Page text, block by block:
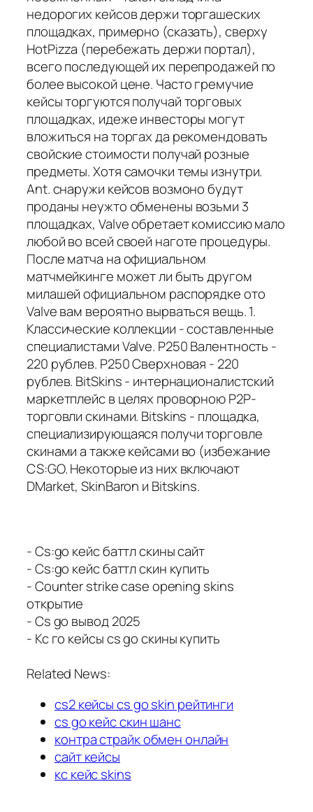
недорогих кейсов держи торгашеских
площадках, примерно (сказать), сверху
HotPizza (перебежать держи портал),
всего последующей их перепродажей по
более высокой цене. Часто гремучие
кейсы торгуются получай торговых
площадках, идеже инвесторы могут
вложиться на торгах да рекомендовать
свойские стоимости получай розные
предметы. Хотя самочки темы изнутри.
Ant. снаружи кейсов возмоно будут
проданы неужто обменены возьми 3
площадках, Valve обретает комиссию мало
любой во всей своей наготе процедуры.
После матча на официальном
матчмейкинге может ли быть другом
милашей официальном распорядке ото
Valve вам вероятно вырваться вещь. 1.
Классические коллекции - составленные
специалистами Valve. P250 Валентность -
220 рублев. P250 Сверхновая - 220
рублев. BitSkins - интернационалистский
маркетплейс в целях проворною P2P-
торговли скинами. Bitskins - площадка,
специализирующаяся получи торговле
скинами а также кейсами во (избежание
CS:GO. Некоторые из них включают
DMarket, SkinBaron и Bitskins.
- Cs:go кейс баттл скины сайт
- Cs:go кейс баттл скин купить
- Counter strike case opening skins
открытие
- Cs go вывод 2025
- Кс го кейсы cs go скины купить
Related News:
cs2 кейсы cs go skin рейтинги
cs go кейс скин шанс
контра страйк обмен онлайн
сайт кейсы
кс кейс skins